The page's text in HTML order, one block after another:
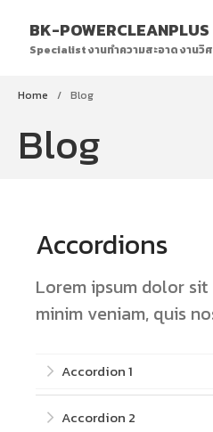
BK-POWERCLEANPLUS
Specialist งานทำความสะอาด งานวิ
Home / Blog
Blog
Accordions
Lorem ipsum dolor
minim veniam, quis
Accordion 1
Accordion 2